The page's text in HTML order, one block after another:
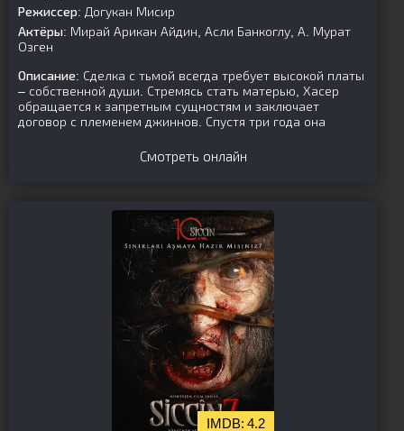
Режиссер: Догукан Мисир
Актёры: Мирай Арикан Айдин, Асли Банкоглу, А. Мурат
Озген
Описание: Сделка с тьмой всегда требует высокой платы
– собственной души. Стремясь стать матерью, Хасер
обращается к запретным сущностям и заключает
договор с племенем джиннов. Спустя три года она
Смотреть онлайн
4.2